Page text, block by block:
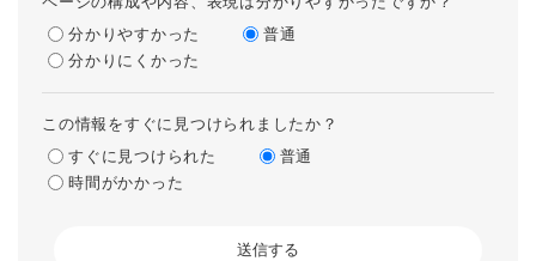
分かりやすかった
普通
分かりにくかった
この情報をすぐに見つけられましたか？
すぐに見つけられた
普通
時間がかかった